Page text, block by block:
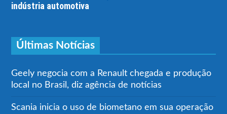
indústria automotiva
Últimas Notícias
Geely negocia com a Renault chegada e produção
local no Brasil, diz agência de notícias
Scania inicia o uso de biometano em sua operação